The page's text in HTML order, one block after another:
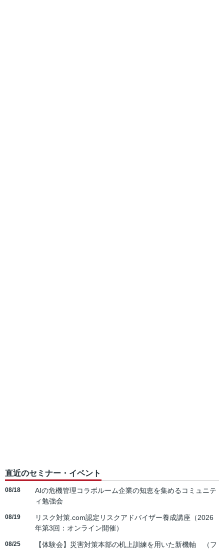
直近のセミナー・イベント
08/18
AIの危機管理コラボルーム企業の知恵を集めるコミュニテ
ィ勉強会
08/19
リスク対策.com認定リスクアドバイザー養成講座（2026
年第3回：オンライン開催）
08/25
【体験会】災害対策本部の机上訓練を用いた新機軸 （フ